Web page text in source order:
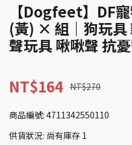
【Dogfeet】DF
(黃) × 組｜狗玩具
聲玩具 啾啾聲 抗
NT$164 NT$270
商品編號: 4711342550110
供貨狀況: 尚有庫存 1